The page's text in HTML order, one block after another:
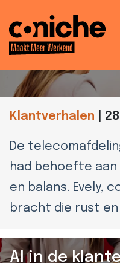
Hoe Coniche
terugbracht
Klantverhalen
De
had behoefte aan
en balans. Evely,
bracht die rust
AI in de